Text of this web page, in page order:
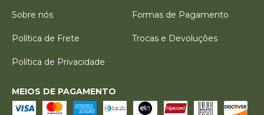
Sobre nós
Formas de Pagamento
Política de Frete Trocas e Devoluções
Política de Privacidade
MEIOS DE PAGAMENTO